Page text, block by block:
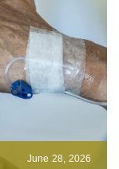
June 28, 2026